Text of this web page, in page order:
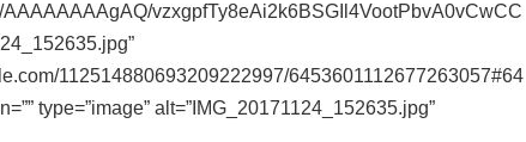
vzxgpfTy8eAi2k6BSGIl4VootPbvA0vCwCC
112514880693209222997/6453601112677263057#64
type=”image” alt=”IMG_20171124_152635.jpg”